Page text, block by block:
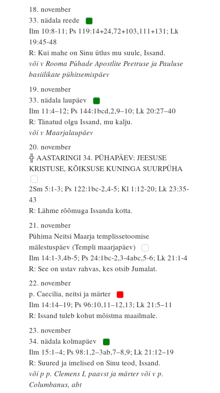
18. november
33. nädala reede
Ilm 10:8-11; Ps 119:14+24,72+103,111+131; Lk
19:45-48
R: Kui mahe on Sinu ütlus mu suule, Issand.
või v Rooma Pühade Apostlite Peetruse ja Pauluse
basiilikate pühitsemispäev
19. november
33. nädala laupäev
Ilm 11:4–12; Ps 144:1bcd,2,9–10; Lk 20:27–40
R: Tänatud olgu Issand, mu kalju.
või v Maarjalaupäev
20. november
╬ AASTARINGI 34. PÜHAPÄEV: JEESUSE
KRISTUSE, KÕIKSUSE KUNINGA SUURPÜHA
2Sm 5:1-3; Ps 122:1bc-2,4-5; Kl 1:12-20; Lk 23:35-
43
R: Lähme rõõmuga Issanda kotta.
21. november
Pühima Neitsi Maarja templissetoomise
mälestuspäev (Templi maarjapäev)
Ilm 14:1-3,4b-5; Ps 24:1bc-2,3-4abc,5-6; Lk 21:1-4
R: See on ustav rahvas, kes otsib Jumalat.
22. november
p. Caecilia, neitsi ja märter
Ilm 14:14–19; Ps 96:10,11–12,13; Lk 21:5–11
R: Issand tuleb kohut mõistma maailmale.
23. november
34. nädala kolmapäev
Ilm 15:1–4; Ps 98:1,2–3ab,7–8,9; Lk 21:12–19
R: Suured ja imelised on Sinu teod, Issand.
või p p. Clemens I, paavst ja märter või v p.
Columbanus, abt